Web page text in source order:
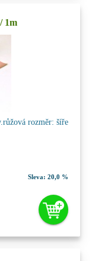
1m
rozměr: šíře
Sleva: 20,0 %